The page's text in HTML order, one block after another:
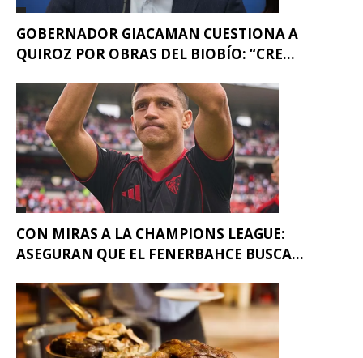
GOBERNADOR GIACAMAN CUESTIONA A
QUIROZ POR OBRAS DEL BIOBÍO: “CRE...
CON MIRAS A LA CHAMPIONS LEAGUE:
ASEGURAN QUE EL FENERBAHCE BUSCA...